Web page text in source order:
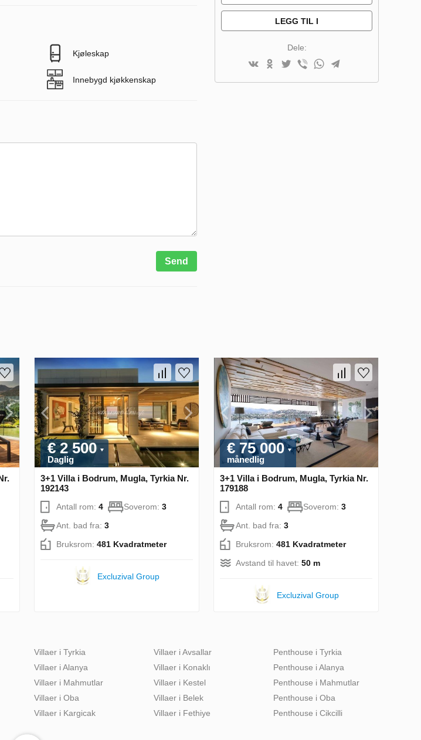
Kjøleskap
Innebygd kjøkkenskap
Send
LEGG TIL I
Dele:
€ 2 500
Daglig
3+1 Villa i Bodrum, Mugla, Tyrkia Nr.
192143
Antall rom: 4 Soverom: 3
Ant. bad fra: 3
Bruksrom: 481 Kvadratmeter
Excluzival Group
€ 75 000
månedlig
3+1 Villa i Bodrum, Mugla, Tyrkia Nr.
179188
Antall rom: 4 Soverom: 3
Ant. bad fra: 3
Bruksrom: 481 Kvadratmeter
Avstand til havet: 50 m
Excluzival Group
Villaer i Tyrkia
Villaer i Alanya
Villaer i Mahmutlar
Villaer i Oba
Villaer i Kargicak
Villaer i Avsallar
Villaer i Konaklı
Villaer i Kestel
Villaer i Belek
Villaer i Fethiye
Penthouse i Tyrkia
Penthouse i Alanya
Penthouse i Mahmutlar
Penthouse i Oba
Penthouse i Cikcilli